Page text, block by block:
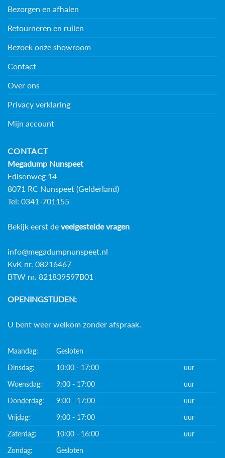
Bezorgen en afhalen
Retourneren en ruilen
Bezoek onze showroom
Contact
Over ons
Privacy verklaring
Mijn account
CONTACT
Megadump Nunspeet
Edisonweg 14
8071 RC Nunspeet (Gelderland)
Tel: 0341-701155
Bekijk eerst de veelgestelde vragen
info@megadumpnunspeet.nl
KvK nr. 08216467
BTW nr. 821839597B01
OPENINGSTIJDEN:
U bent weer welkom zonder afspraak.
Maandag:
Gesloten
Dinsdag:
10:00 - 17:00
uur
Woensdag:
9:00 - 17:00
uur
Donderdag:
9:00 - 17:00
uur
Vrijdag:
9:00 - 17:00
uur
Zaterdag:
10:00 - 16:00
uur
Zondag:
Gesloten